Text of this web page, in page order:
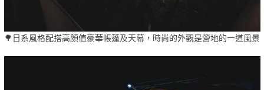
🌳日系風格配搭高顏值豪華帳蓬及天幕，時尚的外觀是營地的一道風景